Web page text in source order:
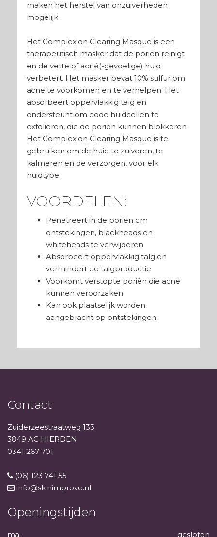
maken het herstel van onzuiverheden
mogelijk.
Het Complexion Clearing Masque is een
therapeutisch masker dat de poriën reinigt
en de vette of acné(-gevoelige) huid
verbetert. Het masker bevat 10% sulfur om
acne te voorkomen en te verhelpen. Het
absorbeert oppervlakkig talg en
ondersteunt om dode huidcellen te
exfoliëren, die de poriën kunnen blokkeren.
Het Complexion Clearing Masque is te
gebruiken om de huid te zuiveren, te
kalmeren en de verzorgen, voor elk
huidtype.
VOORDELEN:
Penetreert in de poriën om
ontstekingen, blackheads en
whiteheads te verwijderen
Absorbeert oppervlakkig talg en
vermindert de talgproductie
Voorkomt verstopte poriën die acne
kunnen veroorzaken
Kan ook plaatselijk worden
aangebracht op ontstekingen
Contact
Zuiderzeestraatweg 133
3849 AC HIERDEN
0341 267 701
(06) 123 741 55
info@skinimprove.nl
Openingstijden
ma: gesloten